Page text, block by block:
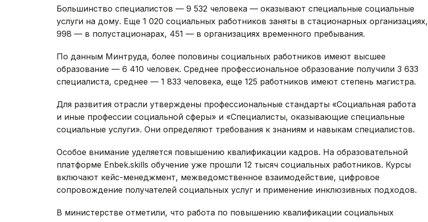
Большинство специалистов — 9 532 человека — оказывают специальные социальные
услуги на дому. Еще 1 020 социальных работников заняты в стационарных организациях,
998 — в полустационарах, 451 — в организациях временного пребывания.
По данным Минтруда, более половины социальных работников имеют высшее
образование — 6 410 человек. Среднее профессиональное образование получили 3 633
специалиста, среднее — 1 833 человека, еще 125 работников имеют степень магистра.
Для развития отрасли утверждены профессиональные стандарты «Социальная работа
и иные профессии социальной сферы» и «Специалисты, оказывающие специальные
социальные услуги». Они определяют требования к знаниям и навыкам специалистов.
Особое внимание уделяется повышению квалификации кадров. На образовательной
платформе Enbek.skills обучение уже прошли 12 тысяч социальных работников. Курсы
включают кейс-менеджмент, межведомственное взаимодействие, цифровое
сопровождение получателей социальных услуг и применение инклюзивных подходов.
В министерстве отметили, что работа по повышению квалификации социальных